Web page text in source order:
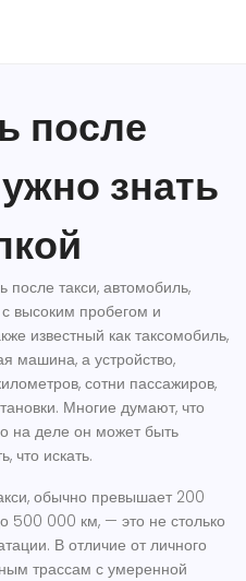
после
знать
после такси, автомобиль,
с высоким пробегом и
известный как таксомобиль,
машина, а устройство,
сотни пассажиров,
Многие думают, что
на деле он может быть
что искать.
, обычно превышает 200
500 000 км, — это не столько
В отличие от личного
трассам с умеренной